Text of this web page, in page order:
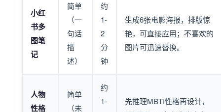
小红
书多
图笔
记
简单
（一
句话
描
述）
约
1-
2
分
钟
生成6张电影海报，排版惊
艳，可直接应用；不喜欢的
图片可迅速替换。
人物
性格
简单
（未
约
1-
先推理MBTI性格再设计，